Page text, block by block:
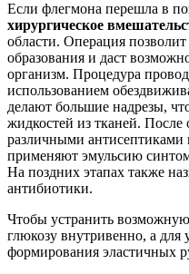
Если флегмона перешла в
хирургическое
области. Операция позволит
образования и даст
организм. Процедура
использованием
делают большие надрезы,
жидкостей из тканей.
различными
применяют эмульсию
На поздних этапах также
антибиотики.
Чтобы устранить
глюкозу внутривенно, а для
формирования эластичных